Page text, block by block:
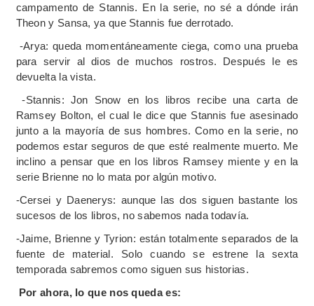
campamento de Stannis. En la serie, no sé a dónde irán
Theon y Sansa, ya que Stannis fue derrotado.
-Arya: queda momentáneamente ciega, como una prueba
para servir al dios de muchos rostros. Después le es
devuelta la vista.
-Stannis: Jon Snow en los libros recibe una carta de
Ramsey Bolton, el cual le dice que Stannis fue asesinado
junto a la mayoría de sus hombres. Como en la serie, no
podemos estar seguros de que esté realmente muerto. Me
inclino a pensar que en los libros Ramsey miente y en la
serie Brienne no lo mata por algún motivo.
-Cersei y Daenerys: aunque las dos siguen bastante los
sucesos de los libros, no sabemos nada todavía.
-Jaime, Brienne y Tyrion: están totalmente separados de la
fuente de material. Solo cuando se estrene la sexta
temporada sabremos como siguen sus historias.
Por ahora, lo que nos queda es: